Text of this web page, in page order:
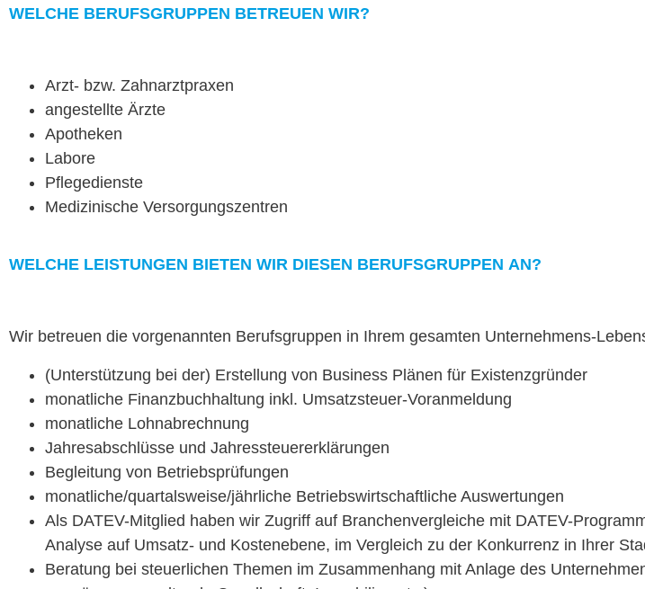
WELCHE BERUF­S­GRUP­PEN BETREUEN WIR?
Arzt- bzw. Zahnarztpraxen
angestellte Ärzte
Apotheken
Labore
Pflege­di­en­ste
Medi­zinis­che Versorgungszentren
WELCHE LEIS­TUN­GEN BIETEN WIR DIESEN BERUF­S­GRUP­PEN AN?
Wir betreuen die vor­ge­nan­nten Beruf­s­grup­pen in Ihrem gesamten Unternehmens-
(Unter­stützung bei der) Erstel­lung von Busi­ness Plä­nen für Existenzgründer
monatliche Finanzbuch­hal­tung inkl. Umsatzsteuer-Voranmeldung
monatliche Lohnabrech­nung
Jahresab­schlüsse und Jahress­teuer­erk­lärun­gen
Begleitung von Betriebsprüfungen
monatliche/quartalsweise/jährliche Betrieb­swirtschaftliche Auswertungen
Als DAT­EV-Mit­glied haben wir Zugriff auf Branchen­ver­gle­iche mit DAT­EV-
Analyse auf Umsatz- und Kostenebene, im Ver­gle­ich zu der Konkur­renz in Ihrer
Beratung bei steuer­lichen The­men im Zusam­men­hang mit Anlage des